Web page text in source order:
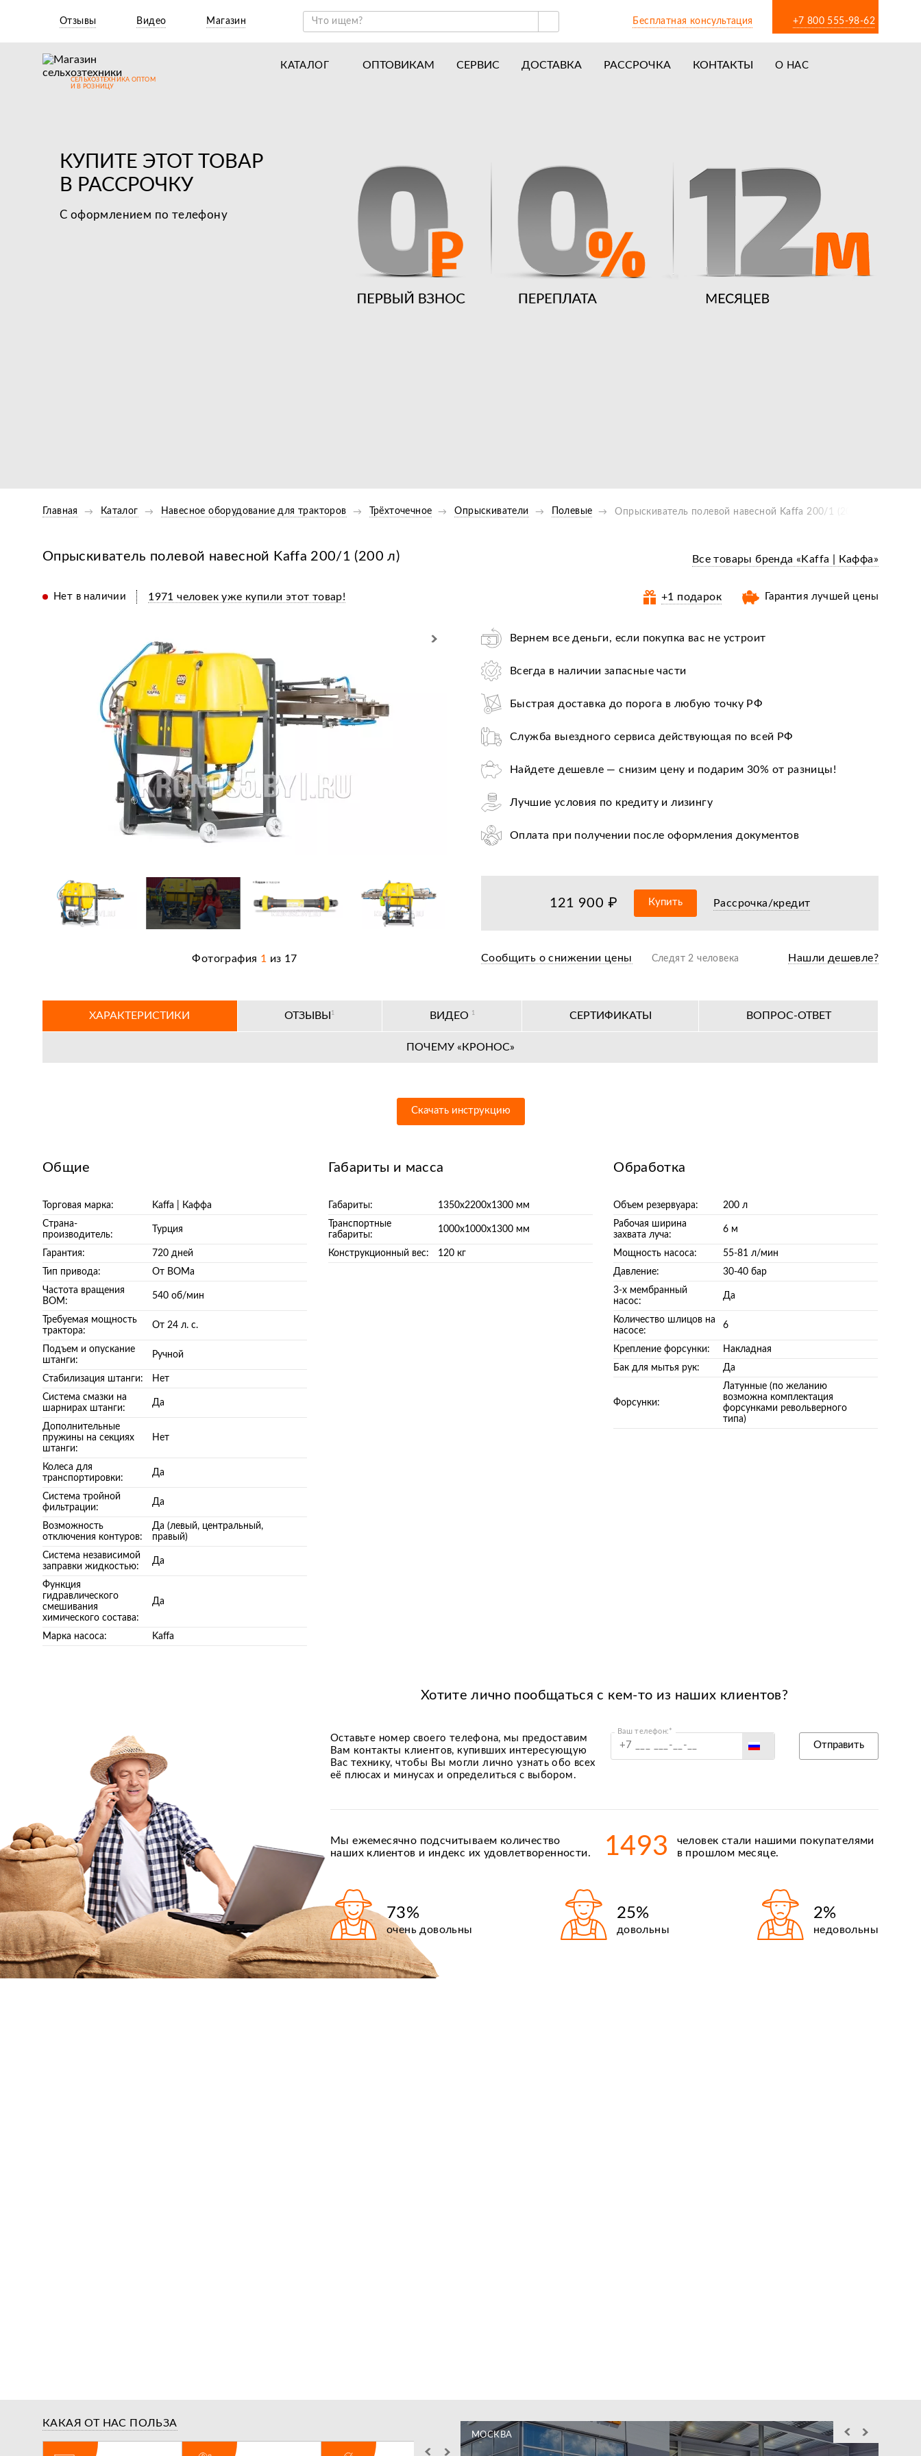
Отзывы Видео Магазин Бесплатная консультация +7 800 555-98-62
СЕЛЬХОЗТЕХНИКА ОПТОМ
И В РОЗНИЦУ
КАТАЛОГ
Навесное оборудование для мотоблоков
ОПТОВИКАМ СЕРВИС ДОСТАВКА РАССРОЧКА КОНТАКТЫ
О НАС
Новости
Отзывы
Вакансии
Гарантия лучшей цены
КУПИТЕ ЭТОТ ТОВАР
В РАССРОЧКУ
С оформлением по телефону
Главная Каталог Навесное оборудование для тракторов Трёхточечное Опрыскиватели Полевые Опрыскиватель полевой навесной Kaffa 200/1 (200 л)
Опрыскиватель полевой навесной Kaffa 200/1 (200 л) Все товары бренда «Kaffa | Каффа»
Нет в наличии 1971 человек уже купили этот товар! +1 подарок Гарантия лучшей цены
Фотография 1 из 17
Вернем все деньги, если покупка вас не устроит
Всегда в наличии запасные части
Быстрая доставка до порога в любую точку РФ
Служба выездного сервиса действующая по всей РФ
Найдете дешевле — снизим цену и подарим 30% от разницы!
Лучшие условия по кредиту и лизингу
Оплата при получении после оформления документов
36+ авторизированных сервисных центров по всей РФ
121 900 ₽ Купить Рассрочка/кредит
Сообщить о снижении цены Следят 2 человека Нашли дешевле?
ХАРАКТЕРИСТИКИ ОТЗЫВЫ 1 ВИДЕО 1 СЕРТИФИКАТЫ ВОПРОС-ОТВЕТ
ПОЧЕМУ «КРОНОС»
Скачать инструкцию
Общие
Торговая марка:
Kaffa | Каффа
Страна-
производитель:
Турция
Гарантия:
720 дней
Тип привода:
От ВОМа
Частота вращения
ВОМ:
540 об/мин
Требуемая мощность
трактора:
От 24 л. с.
Подъем и опускание
штанги:
Ручной
Стабилизация штанги:
Нет
Система смазки на
шарнирах штанги:
Да
Дополнительные
пружины на секциях
штанги:
Нет
Колеса для
транспортировки:
Да
Система тройной
фильтрации:
Да
Возможность
отключения контуров:
Да (левый, центральный,
правый)
Система независимой
заправки жидкостью:
Да
Функция
гидравлического
смешивания
химического состава:
Да
Марка насоса: Kaffa
Габариты и масса
Габариты:
1350х2200х1300 мм
Транспортные
габариты:
1000х1000х1300 мм
Конструкционный вес: 120 кг
Обработка
Объем резервуара:
200 л
Рабочая ширина
захвата луча:
6 м
Мощность насоса:
55-81 л/мин
Давление:
30-40 бар
3-х мембранный
насос:
Да
Количество шлицов на
насосе:
6
Крепление форсунки:
Накладная
Бак для мытья рук:
Да
Форсунки:
Латунные (по желанию
возможна комплектация
форсунками револьверного
типа)
Хотите лично пообщаться с кем-то из наших клиентов?
Оставьте номер своего телефона, мы предоставим
Вам контакты клиентов, купивших интересующую
Вас технику, чтобы Вы могли лично узнать обо всех
её плюсах и минусах и определиться с выбором.
Ваш телефон:*
Киргизия
Отправить
Мы ежемесячно подсчитываем количество
наших клиентов и индекс их удовлетворенности.
1493
человек стали нашими покупателями
в прошлом месяце.
73%
очень довольны
25%
довольны
2%
недовольны
КАКАЯ ОТ НАС ПОЛЬЗА
МОСКВА